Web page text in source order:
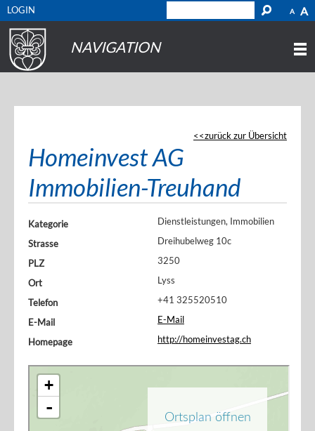
A A
LOGIN
NAVIGATION
zurück zur Übersicht
Homeinvest AG
Immobilien-Treuhand
Kategorie
Dienstleistungen, Immobilien
Strasse
Dreihubelweg 10c
PLZ
3250
Ort
Lyss
Telefon
+41 325520510
E-Mail
E-Mail
Homepage
http://homeinvestag.ch